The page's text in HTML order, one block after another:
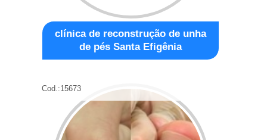
clínica de reconstrução de unha
de pés Santa Efigênia
Cod.:15673